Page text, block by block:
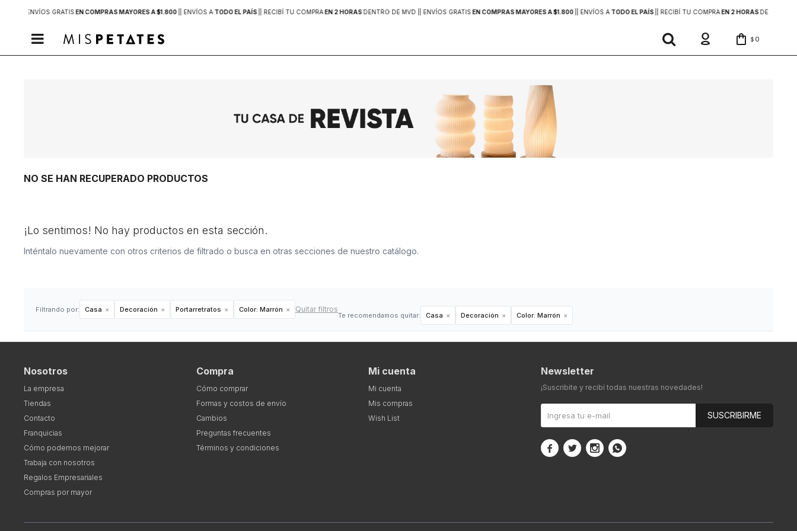
| ENVÍOS GRATISEN COMPRAS MAYORES A $1.800| | ENVÍOS ATODO EL PAÍS| | RECIBÍ TU COMPRAEN 2 HORASDENTRO DE MVD | | ENVÍOS GRATISEN COMPRAS MAYORES A $1.800| | ENVÍOS ATODO EL PAÍS| | RECIBÍ TU COMPRAEN 2 HORASDENTRO DE
 $ 0
NO SE HAN RECUPERADO PRODUCTOS
¡Lo sentimos! No hay productos en esta sección.
Inténtalo nuevamente con otros criterios de filtrado o busca en otras secciones de nuestro catálogo.
Filtrando por: Casa Decoración Portarretratos Color: Marrón Quitar filtros
Te recomendamos quitar: Casa Decoración Color: Marrón
Nosotros
La empresa
Tiendas
Contacto
Franquicias
Cómo podemos mejorar
Trabaja con nosotros
Regalos Empresariales
Compras por mayor
Compra
Cómo comprar
Formas y costos de envío
Cambios
Preguntas frecuentes
Términos y condiciones
Mi cuenta
Mi cuenta
Mis compras
Wish List
Newsletter
¡Suscribite y recibí todas nuestras novedades!
SUSCRIBIRME
   